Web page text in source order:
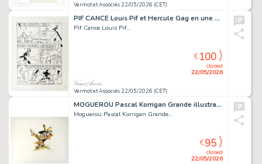
Vermot et Associés 22/05/2026 (CET)
PIF CANCE Louis Pif et Hercule Gag en une planche (1) Planche...
Pif Cance Louis Pif...
Vermot et Associés 22/05/2026 (CET)
closed
22/05/2026
€100
MOGUEROU Pascal Korrigan Grande illustration représentant...
Moguerou Pascal Korrigan Grande...
closed
22/05/2026
€95